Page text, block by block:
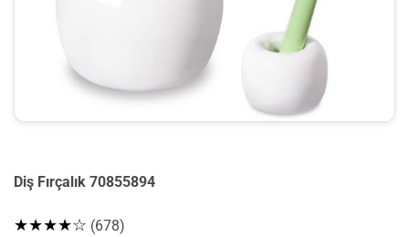
Diş Fırçalık 70855894
★★★★☆ (678)